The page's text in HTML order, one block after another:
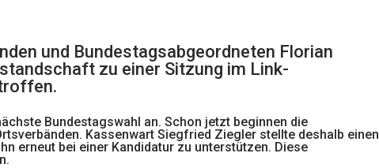
und Bundestagsabgeordneten Florian
zu einer Sitzung im Link-
Bundestagswahl an. Schon jetzt beginnen die
Kassenwart Siegfried Ziegler stellte deshalb einen
erneut bei einer Kandidatur zu unterstützen. Diese